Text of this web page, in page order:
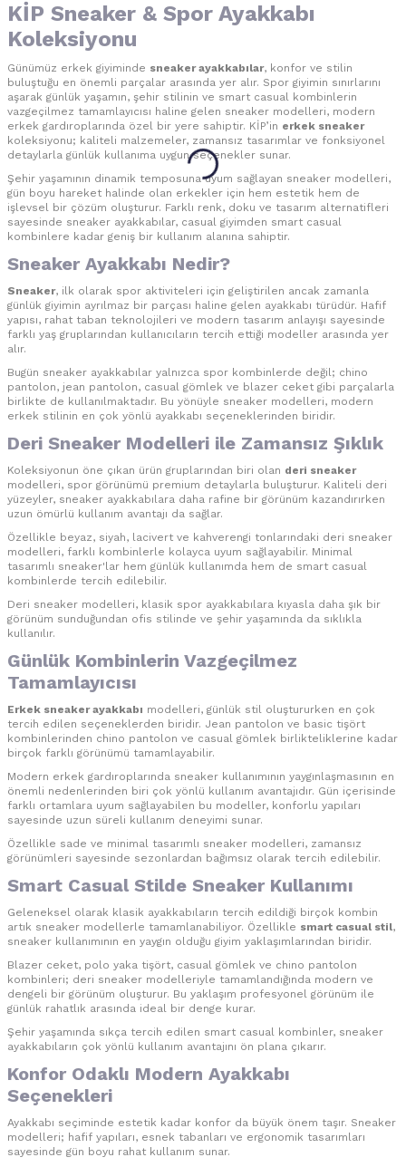
KİP Sneaker & Spor Ayakkabı
Koleksiyonu
Günümüz erkek giyiminde sneaker ayakkabılar, konfor ve stilin
buluştuğu en önemli parçalar arasında yer alır. Spor giyimin sınırlarını
aşarak günlük yaşamın, şehir stilinin ve smart casual kombinlerin
vazgeçilmez tamamlayıcısı haline gelen sneaker modelleri, modern
erkek gardıroplarında özel bir yere sahiptir. KİP’in erkek sneaker
koleksiyonu; kaliteli malzemeler, zamansız tasarımlar ve fonksiyonel
detaylarla günlük kullanıma uygun seçenekler sunar.
Şehir yaşamının dinamik temposuna uyum sağlayan sneaker modelleri,
gün boyu hareket halinde olan erkekler için hem estetik hem de
işlevsel bir çözüm oluşturur. Farklı renk, doku ve tasarım alternatifleri
sayesinde sneaker ayakkabılar, casual giyimden smart casual
kombinlere kadar geniş bir kullanım alanına sahiptir.
Sneaker Ayakkabı Nedir?
Sneaker, ilk olarak spor aktiviteleri için geliştirilen ancak zamanla
günlük giyimin ayrılmaz bir parçası haline gelen ayakkabı türüdür. Hafif
yapısı, rahat taban teknolojileri ve modern tasarım anlayışı sayesinde
farklı yaş gruplarından kullanıcıların tercih ettiği modeller arasında yer
alır.
Bugün sneaker ayakkabılar yalnızca spor kombinlerde değil; chino
pantolon, jean pantolon, casual gömlek ve blazer ceket gibi parçalarla
birlikte de kullanılmaktadır. Bu yönüyle sneaker modelleri, modern
erkek stilinin en çok yönlü ayakkabı seçeneklerinden biridir.
Deri Sneaker Modelleri ile Zamansız Şıklık
Koleksiyonun öne çıkan ürün gruplarından biri olan deri sneaker
modelleri, spor görünümü premium detaylarla buluşturur. Kaliteli deri
yüzeyler, sneaker ayakkabılara daha rafine bir görünüm kazandırırken
uzun ömürlü kullanım avantajı da sağlar.
Özellikle beyaz, siyah, lacivert ve kahverengi tonlarındaki deri sneaker
modelleri, farklı kombinlerle kolayca uyum sağlayabilir. Minimal
tasarımlı sneaker'lar hem günlük kullanımda hem de smart casual
kombinlerde tercih edilebilir.
Deri sneaker modelleri, klasik spor ayakkabılara kıyasla daha şık bir
görünüm sunduğundan ofis stilinde ve şehir yaşamında da sıklıkla
kullanılır.
Günlük Kombinlerin Vazgeçilmez
Tamamlayıcısı
Erkek sneaker ayakkabı modelleri, günlük stil oluştururken en çok
tercih edilen seçeneklerden biridir. Jean pantolon ve basic tişört
kombinlerinden chino pantolon ve casual gömlek birlikteliklerine kadar
birçok farklı görünümü tamamlayabilir.
Modern erkek gardıroplarında sneaker kullanımının yaygınlaşmasının en
önemli nedenlerinden biri çok yönlü kullanım avantajıdır. Gün içerisinde
farklı ortamlara uyum sağlayabilen bu modeller, konforlu yapıları
sayesinde uzun süreli kullanım deneyimi sunar.
Özellikle sade ve minimal tasarımlı sneaker modelleri, zamansız
görünümleri sayesinde sezonlardan bağımsız olarak tercih edilebilir.
Smart Casual Stilde Sneaker Kullanımı
Geleneksel olarak klasik ayakkabıların tercih edildiği birçok kombin
artık sneaker modellerle tamamlanabiliyor. Özellikle smart casual stil,
sneaker kullanımının en yaygın olduğu giyim yaklaşımlarından biridir.
Blazer ceket, polo yaka tişört, casual gömlek ve chino pantolon
kombinleri; deri sneaker modelleriyle tamamlandığında modern ve
dengeli bir görünüm oluşturur. Bu yaklaşım profesyonel görünüm ile
günlük rahatlık arasında ideal bir denge kurar.
Şehir yaşamında sıkça tercih edilen smart casual kombinler, sneaker
ayakkabıların çok yönlü kullanım avantajını ön plana çıkarır.
Konfor Odaklı Modern Ayakkabı
Seçenekleri
Ayakkabı seçiminde estetik kadar konfor da büyük önem taşır. Sneaker
modelleri; hafif yapıları, esnek tabanları ve ergonomik tasarımları
sayesinde gün boyu rahat kullanım sunar.